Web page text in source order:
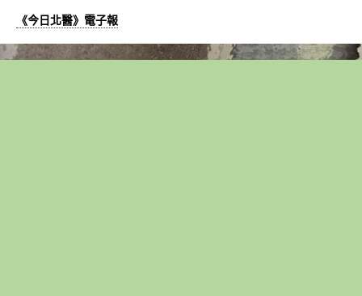
《今日北醫》電子報